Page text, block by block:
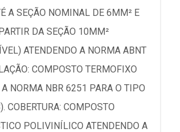
A SEÇÃO NOMINAL DE 6MM² E
DA SEÇÃO 10MM²
ATENDENDO A NORMA ABNT
COMPOSTO TERMOFIXO
A NORMA NBR 6251 PARA O TIPO
COBERTURA: COMPOSTO
POLIVINÍLICO ATENDENDO A